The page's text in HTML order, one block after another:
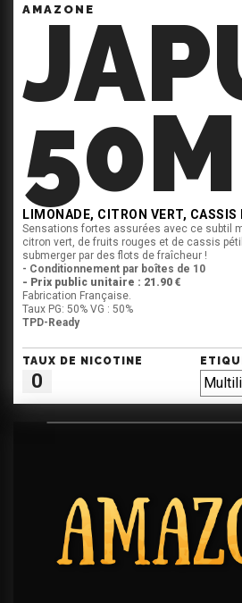
AMAZONE
LIMONADE, CITRON VERT,
Sensations fortes assurées avec ce subtil
citron vert, de fruits rouges et de cassis
submerger par des flots de fraîcheur !
- Conditionnement par boîtes de 10
- Prix public unitaire : 21.90 €
Fabrication Française.
Taux PG: 50% VG : 50%
TPD-Ready
TAUX DE NICOTINE
0